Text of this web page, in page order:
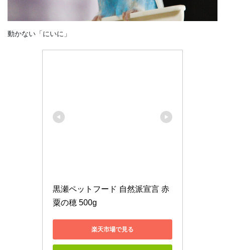
動かない「にいに」
黒瀬ペットフード 自然派宣言 赤
粟の穂 500g
楽天市場で見る